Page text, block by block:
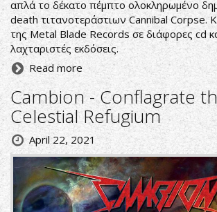
απλά το δέκατο πέμπτο ολοκληρωμένο
death τιτανοτεράστιων Cannibal Corpse.
της Metal Blade Records σε διάφορες cd
λαχταριστές εκδόσεις.
Read more
Cambion - Conflagrate
Celestial Refugium
April 22, 2021